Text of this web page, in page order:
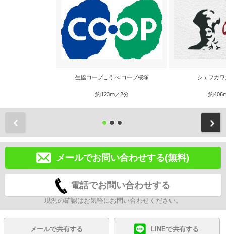
生協コープこうべ コープ桜塚
約123m／2分
シェフカ
約
メールでお問い合わせする(無料)
電話でお問い合わせする
現況の確認はお気軽にお問い合わせください。
メールで共有する LINEで共有する